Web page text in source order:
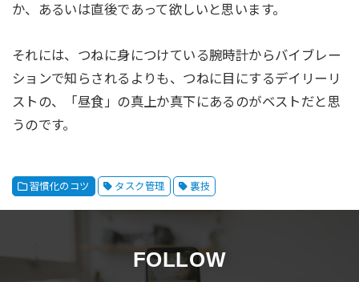
か、あるいは直後であって欲しいと思います。
それには、つねに身につけている腕時計からバイブレー
ションで知らされるよりも、つねに目にするデイリーリ
ストの、「昼食」の真上か真下にあるのがベストだと思
うのです。
習慣化のコツ タスク管理 裏技
FOLLOW